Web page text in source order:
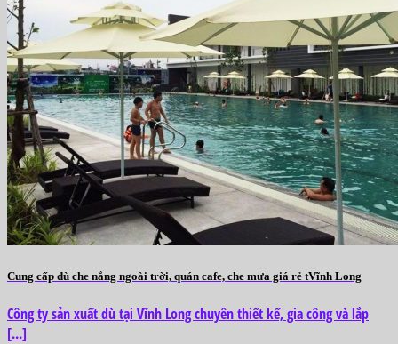
Cung cấp dù che nắng ngoài trời, quán cafe, che mưa giá rẻ tVĩnh Long
Công ty sản xuất dù tại Vĩnh Long chuyên thiết kế, gia công và lắp
[...]